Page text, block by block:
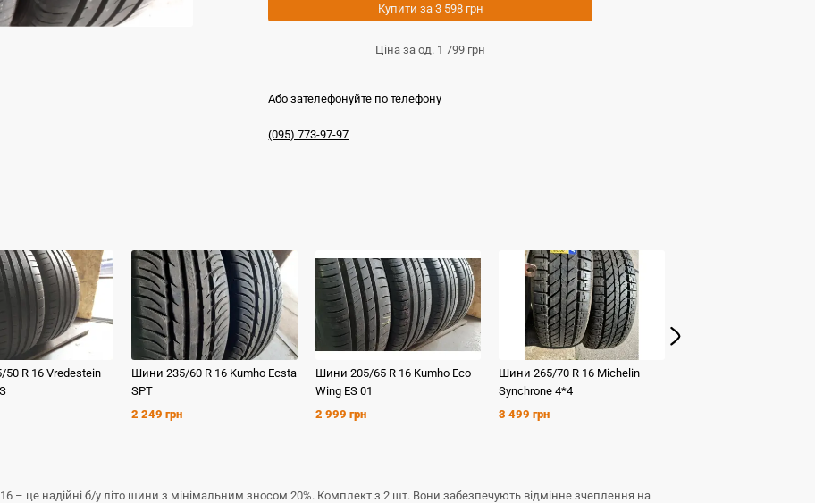
Купити за 3 598 грн
Ціна за од. 1 799 грн
Або зателефонуйте по телефону
(095) 773-97-97
50 R 16 Vredestein
Шини235/60 R 16 Kumho Ecsta
SPT
2 249 грн
Шини 205/65 R 16 Kumho Eco
Wing ES 01
2 999 грн
Шини265/70 R 16 Michelin
Synchrone 4*4
3 499 грн
– це надійні б/у літо шини з мінімальним зносом 20%. Комплект з 2 шт. Вони забезпечують відмінне зчеплення на